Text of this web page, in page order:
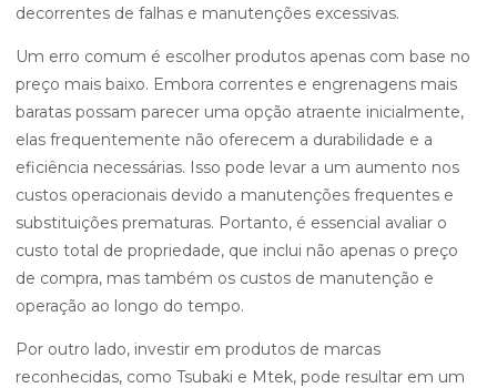
decorrentes de falhas e manutenções excessivas.
Um erro comum é escolher produtos apenas com base no
preço mais baixo. Embora correntes e engrenagens mais
baratas possam parecer uma opção atraente inicialmente,
elas frequentemente não oferecem a durabilidade e a
eficiência necessárias. Isso pode levar a um aumento nos
custos operacionais devido a manutenções frequentes e
substituições prematuras. Portanto, é essencial avaliar o
custo total de propriedade, que inclui não apenas o preço
de compra, mas também os custos de manutenção e
operação ao longo do tempo.
Por outro lado, investir em produtos de marcas
reconhecidas, como Tsubaki e Mtek, pode resultar em um